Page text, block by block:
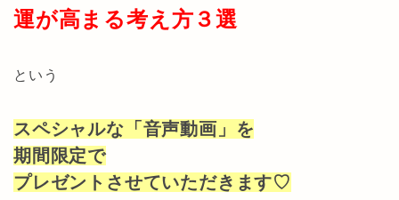
運が高まる考え方３選
という
スペシャルな「音声動画」を
期間限定で
プレゼントさせていただきます♡